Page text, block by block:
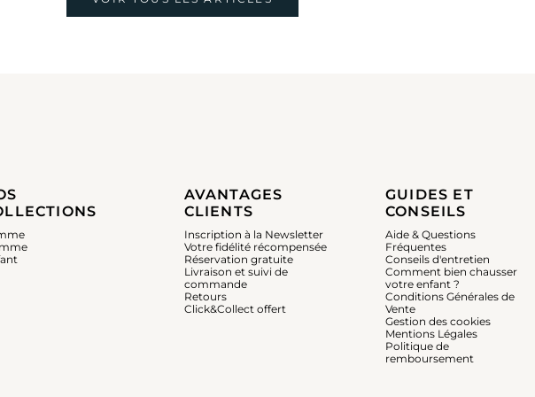
AVANTAGES
CLIENTS
Inscription à la Newsletter
Votre fidélité récompensée
Réservation gratuite
Livraison et suivi de
commande
Retours
Click&Collect offert
GUIDES ET
CONSEILS
Aide & Questions
Fréquentes
Conseils d'entretien
Comment bien chausser
votre enfant ?
Conditions Générales de
Vente
Gestion des cookies
Mentions Légales
Politique de
remboursement